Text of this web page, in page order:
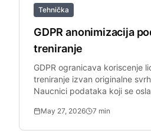
Tehnička
GDPR anonimizacija
treniranje
GDPR ogranicava koriscenje
treniranje izvan originalne
Naucnici podataka koji se
propuste koji DPO ne moze da
May 27, 2026 7 min